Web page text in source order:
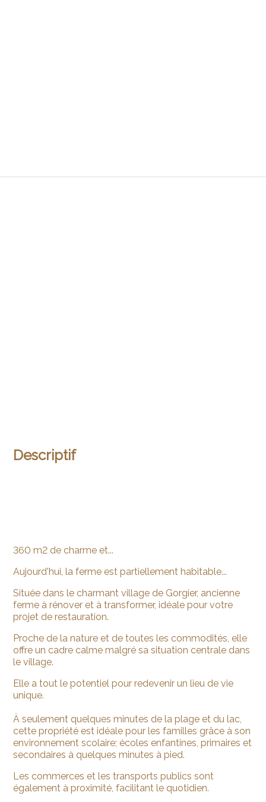
Descriptif
360 m2 de charme et...
Aujourd'hui, la ferme est partiellement habitable...
Située dans le charmant village de Gorgier, ancienne
ferme à rénover et à transformer, idéale pour votre
projet de restauration.
Proche de la nature et de toutes les commodités, elle
offre un cadre calme malgré sa situation centrale dans
le village.
Elle a tout le potentiel pour redevenir un lieu de vie
unique.
À seulement quelques minutes de la plage et du lac,
cette propriété est idéale pour les familles grâce à son
environnement scolaire; écoles enfantines, primaires et
secondaires à quelques minutes à pied.
Les commerces et les transports publics sont
également à proximité, facilitant le quotidien.